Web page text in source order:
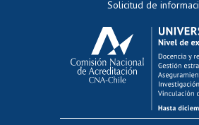
Evaluación docente
Calificación
Postulación al
Funcionarias/os
Cursos internos de
Bienestar del
Solicitud de